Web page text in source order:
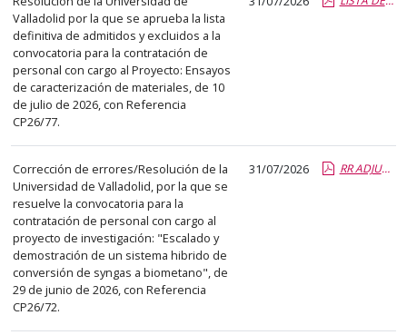
previamente.
En
la
primera
columna
el
título
del
anuncio,
en
la
segunda
columna
la
Valladolid por la que se aprueba la lista
definitiva de admitidos y excluidos a la
convocatoria para la contratación de
personal con cargo al Proyecto: Ensayos
de caracterización de materiales, de 10
de julio de 2026, con Referencia
CP26/77.
Corrección de errores/Resolución de la
Universidad de Valladolid, por la que se
resuelve la convocatoria para la
contratación de personal con cargo al
proyecto de investigación: "Escalado y
demostración de un sistema hibrido de
conversión de syngas a biometano", de
29 de junio de 2026, con Referencia
CP26/72.
31/07/2026 RR ADJUDICACIÓN CP26-72.pdf.pdf